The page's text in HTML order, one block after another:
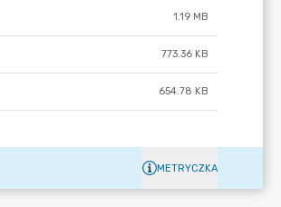
1.19 MB
773.36 KB
654.78 KB
METRYCZKA